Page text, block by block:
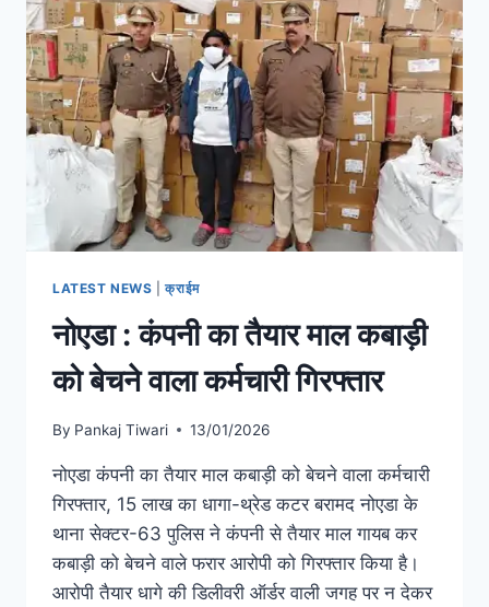
LATEST NEWS |क्राईम
नोएडा : कंपनी का तैयार माल कबाड़ी
को बेचने वाला कर्मचारी गिरफ्तार
By Pankaj Tiwari 13/01/2026
नोएडा कंपनी का तैयार माल कबाड़ी को बेचने वाला कर्मचारी
गिरफ्तार, 15 लाख का धागा-थ्रेड कटर बरामद नोएडा के
थाना सेक्टर-63 पुलिस ने कंपनी से तैयार माल गायब कर
कबाड़ी को बेचने वाले फरार आरोपी को गिरफ्तार किया है।
आरोपी तैयार धागे की डिलीवरी ऑर्डर वाली जगह पर न देकर